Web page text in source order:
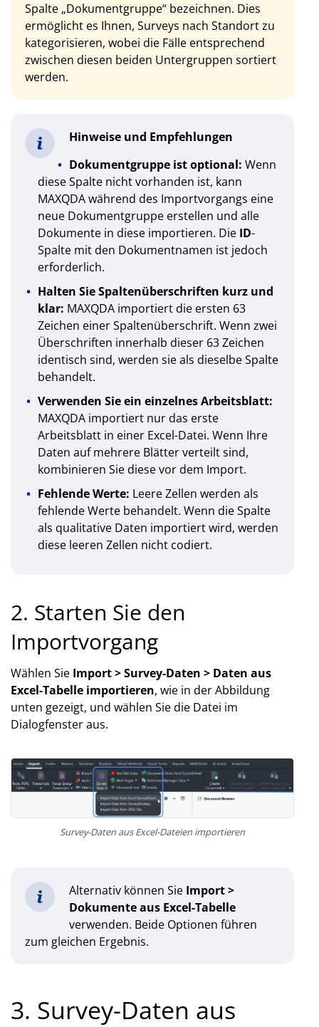
Spalte „Dokumentgruppe“ bezeichnen. Dies
ermöglicht es Ihnen, Surveys nach Standort zu
kategorisieren, wobei die Fälle entsprechend
zwischen diesen beiden Untergruppen sortiert
werden.
Hinweise und Empfehlungen
Dokumentgruppe ist optional: Wenn
diese Spalte nicht vorhanden ist, kann
MAXQDA während des Importvorgangs eine
neue Dokumentgruppe erstellen und alle
Dokumente in diese importieren. Die ID-
Spalte mit den Dokumentnamen ist jedoch
erforderlich.
Halten Sie Spaltenüberschriften kurz und
klar: MAXQDA importiert die ersten 63
Zeichen einer Spaltenüberschrift. Wenn zwei
Überschriften innerhalb dieser 63 Zeichen
identisch sind, werden sie als dieselbe Spalte
behandelt.
Verwenden Sie ein einzelnes Arbeitsblatt:
MAXQDA importiert nur das erste
Arbeitsblatt in einer Excel-Datei. Wenn Ihre
Daten auf mehrere Blätter verteilt sind,
kombinieren Sie diese vor dem Import.
Fehlende Werte: Leere Zellen werden als
fehlende Werte behandelt. Wenn die Spalte
als qualitative Daten importiert wird, werden
diese leeren Zellen nicht codiert.
2. Starten Sie den
Importvorgang
Wählen Sie Import > Survey-Daten > Daten aus
Excel-Tabelle importieren, wie in der Abbildung
unten gezeigt, und wählen Sie die Datei im
Dialogfenster aus.
Survey-Daten aus Excel-Dateien importieren
Alternativ können Sie Import >
Dokumente aus Excel-Tabelle
verwenden. Beide Optionen führen
zum gleichen Ergebnis.
3. Survey-Daten aus